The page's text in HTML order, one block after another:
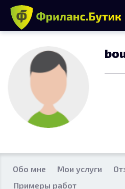
Обо мне Мои услуги
Примеры работ